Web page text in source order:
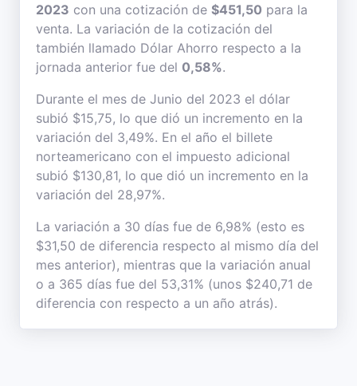
2023 con una cotización de $451,50 para la
venta. La variación de la cotización del
también llamado Dólar Ahorro respecto a la
jornada anterior fue del 0,58%.
Durante el mes de Junio del 2023 el dólar
subió $15,75, lo que dió un incremento en la
variación del 3,49%. En el año el billete
norteamericano con el impuesto adicional
subió $130,81, lo que dió un incremento en la
variación del 28,97%.
La variación a 30 días fue de 6,98% (esto es
$31,50 de diferencia respecto al mismo día del
mes anterior), mientras que la variación anual
o a 365 días fue del 53,31% (unos $240,71 de
diferencia con respecto a un año atrás).